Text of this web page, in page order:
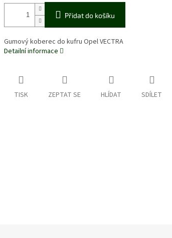
Přidat do košíku
Gumový koberec do kufru Opel VECTRA
Detailní informace
TISK ZEPTAT SE HLÍDAT SDÍLET